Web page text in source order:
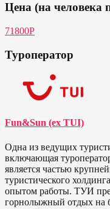
Цена (на человека
71800Р
Туроператор
Fun&Sun (ex TUI)
Одна из ведущих
включающая
является частью
туристического
опытом работы. ТУИ
горнолыжный отдых на